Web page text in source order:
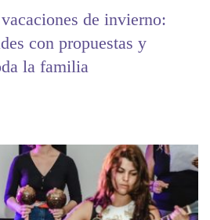
de invierno:
con propuestas y
la familia